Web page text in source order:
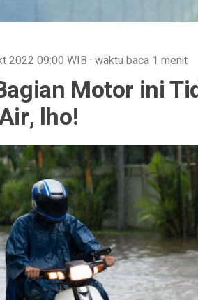
2022 09:00 WIB · waktu baca 1 menit
Motor ini
lho!